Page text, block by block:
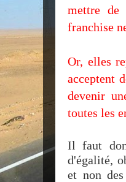
mettre de
franchise
Or, elles
acceptent
devenir
toutes les
Il faut
d'égalité,
et non